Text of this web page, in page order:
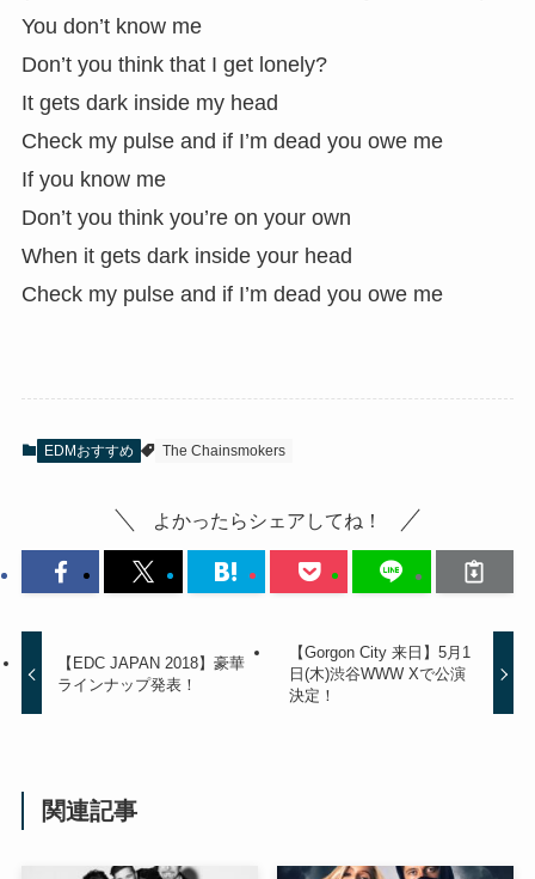
You don’t know me
Don’t you think that I get lonely?
It gets dark inside my head
Check my pulse and if I’m dead you owe me
If you know me
Don’t you think you’re on your own
When it gets dark inside your head
Check my pulse and if I’m dead you owe me
EDMおすすめ The Chainsmokers
よかったらシェアしてね！
【EDC JAPAN 2018】豪華
ラインナップ発表！
【Gorgon City 来日】5月1
日(木)渋谷WWW Xで公演
決定！
関連記事